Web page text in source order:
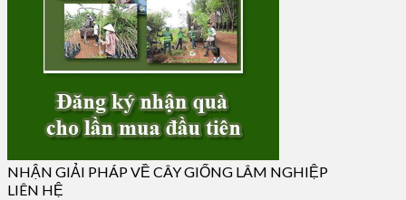
NHẬN GIẢI PHÁP VỀ CÂY GIỐNG LÂM NGHIỆP
LIÊN HỆ